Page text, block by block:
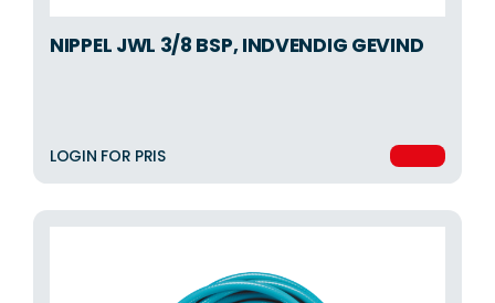
NIPPEL JWL 3/8 BSP, INDVENDIG GEVIND
LOGIN FOR PRIS